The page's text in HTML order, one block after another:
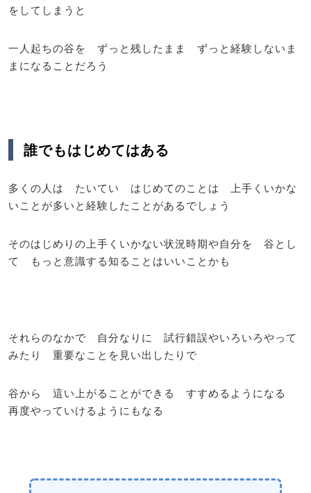
をしてしまうと
一人起ちの谷を ずっと残したまま ずっと経験しないま
まになることだろう
誰でもはじめてはある
多くの人は たいてい はじめてのことは 上手くいかな
いことが多いと経験したことがあるでしょう
そのはじめりの上手くいかない状況時期や自分を 谷とし
て もっと意識する知ることはいいことかも
それらのなかで 自分なりに 試行錯誤やいろいろやって
みたり 重要なことを見い出したりで
谷から 這い上がることができる すすめるようになる
再度やっていけるようにもなる